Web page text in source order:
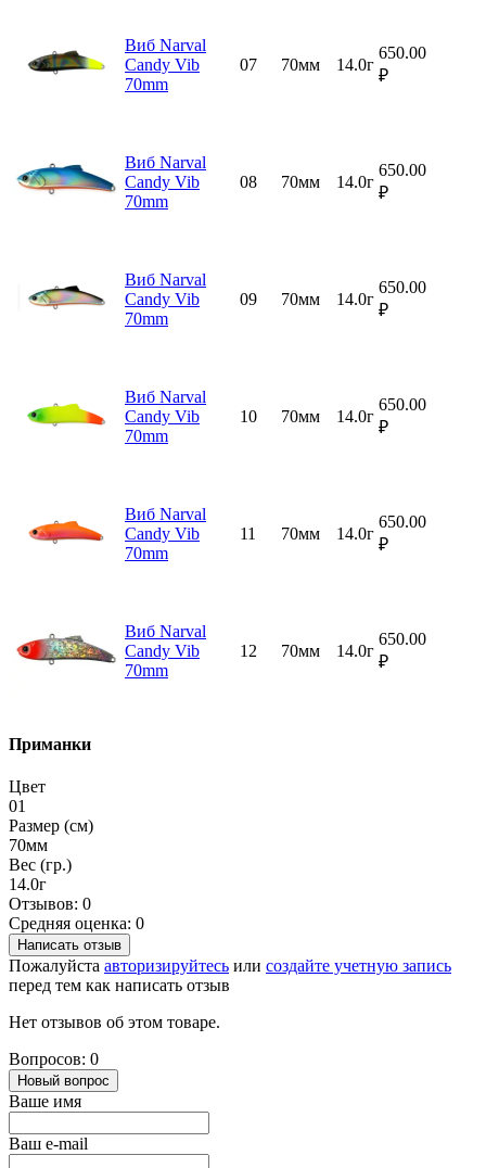
Виб Narval
Candy Vib
70mm
07 70мм 14.0г
650.00
₽
Виб Narval
Candy Vib
70mm
08 70мм 14.0г
650.00
₽
Виб Narval
Candy Vib
70mm
09 70мм 14.0г
650.00
₽
Виб Narval
Candy Vib
70mm
10 70мм 14.0г
650.00
₽
Виб Narval
Candy Vib
70mm
11 70мм 14.0г
650.00
₽
Виб Narval
Candy Vib
70mm
12 70мм 14.0г
650.00
₽
Приманки
Цвет
01
Размер (см)
70мм
Вес (гр.)
14.0г
Отзывов: 0
Средняя оценка: 0
Написать отзыв
Пожалуйста авторизируйтесь или создайте учетную запись
перед тем как написать отзыв
Нет отзывов об этом товаре.
Вопросов: 0
Новый вопрос
Ваше имя
Ваш e-mail